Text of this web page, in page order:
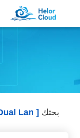
بحثك [ Mini Pc Dual Lan ]